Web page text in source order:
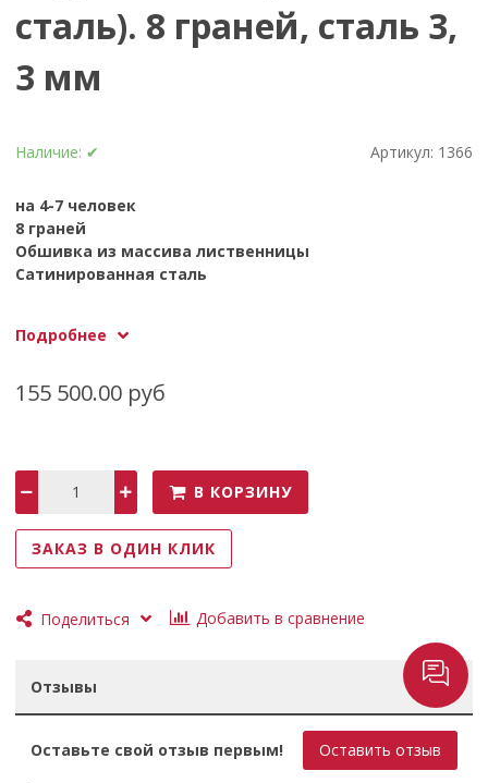
сталь). 8 граней, сталь 3,
3 мм
Наличие: ✔ Артикул: 1366
на 4-7 человек
8 граней
Обшивка из массива лиственницы
Сатинированная сталь
Вес в упаковке: ~ 230кг
Подробнее
155 500.00 руб
В КОРЗИНУ
ЗАКАЗ В ОДИН КЛИК
Поделиться Добавить в сравнение
Отзывы
Оставьте свой отзыв первым! Оставить отзыв